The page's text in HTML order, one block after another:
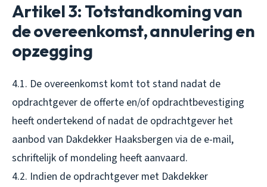
Artikel 3: Totstandkoming van
de overeenkomst, annulering en
opzegging
4.1. De overeenkomst komt tot stand nadat de
opdrachtgever de offerte en/of opdrachtbevestiging
heeft ondertekend of nadat de opdrachtgever het
aanbod van Dakdekker Haaksbergen via de e-mail,
schriftelijk of mondeling heeft aanvaard.
4.2. Indien de opdrachtgever met Dakdekker